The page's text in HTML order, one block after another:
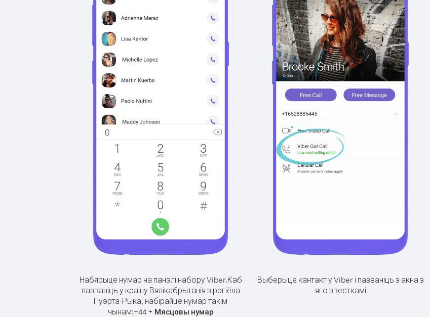
Набярыце нумар на панэлі набору Viber.Каб
пазваніць у краіну Вялікабрытанія з рэгіёна
Пуэрта-Рыка, набірайце нумар такім
чынам:+44+ Мясцовы нумар
Выберыце кантакт у Viber і пазваніць з акна з
яго звесткамі